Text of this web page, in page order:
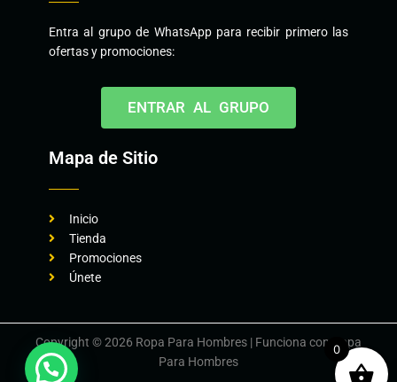
Entra al grupo de WhatsApp para recibir primero las
ofertas y promociones:
ENTRAR AL GRUPO
Mapa de Sitio
Inicio
Tienda
Promociones
Únete
Copyright © 2026 Ropa Para Hombres | Funciona con Ropa
Para Hombres
0